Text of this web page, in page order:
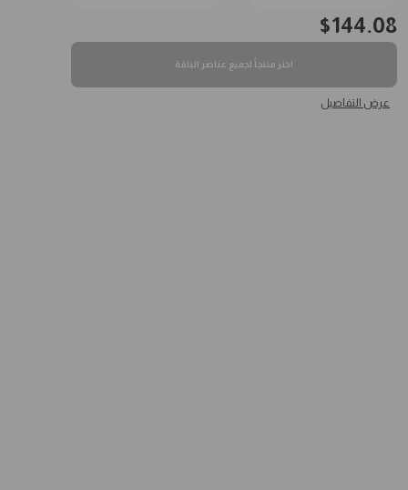
144.08
$
اختر منتجاً لجميع عناصر الباقة
عرض التفاصيل